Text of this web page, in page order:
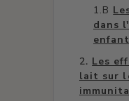
dans
Les
lait sur